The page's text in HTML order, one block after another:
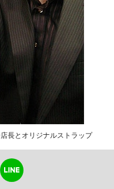
長とオリジナルストラップ